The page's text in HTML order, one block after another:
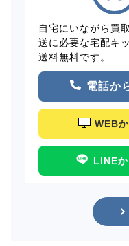
自宅にいながら買
送に必要な宅配キ
送料無料です。
電話か
WEB
LINE